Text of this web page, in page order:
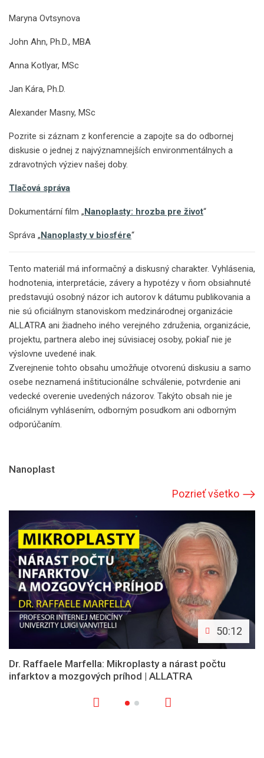
Maryna Ovtsynova
John Ahn, Ph.D., MBA
Anna Kotlyar, MSc
Jan Kára, Ph.D.
Alexander Masny, MSc
Pozrite si záznam z konferencie a zapojte sa do odbornej
diskusie o jednej z najvýznamnejších environmentálnych a
zdravotných výziev našej doby.
Tlačová správa
Dokumentární film „Nanoplasty: hrozba pre život“
Správa „Nanoplasty v biosfére“
Tento materiál má informačný a diskusný charakter. Vyhlásenia,
hodnotenia, interpretácie, závery a hypotézy v ňom obsiahnuté
predstavujú osobný názor ich autorov k dátumu publikovania a
nie sú oficiálnym stanoviskom medzinárodnej organizácie
ALLATRA ani žiadneho iného verejného združenia, organizácie,
projektu, partnera alebo inej súvisiacej osoby, pokiaľ nie je
výslovne uvedené inak.
Zverejnenie tohto obsahu umožňuje otvorenú diskusiu a samo
osebe neznamená inštitucionálne schválenie, potvrdenie ani
vedecké overenie uvedených názorov. Takýto obsah nie je
oficiálnym vyhlásením, odborným posudkom ani odborným
odporúčaním.
Nanoplast
Pozrieť všetko
50:12
Dr. Raffaele Marfella: Mikroplasty a nárast počtu
infarktov a mozgových príhod | ALLATRA